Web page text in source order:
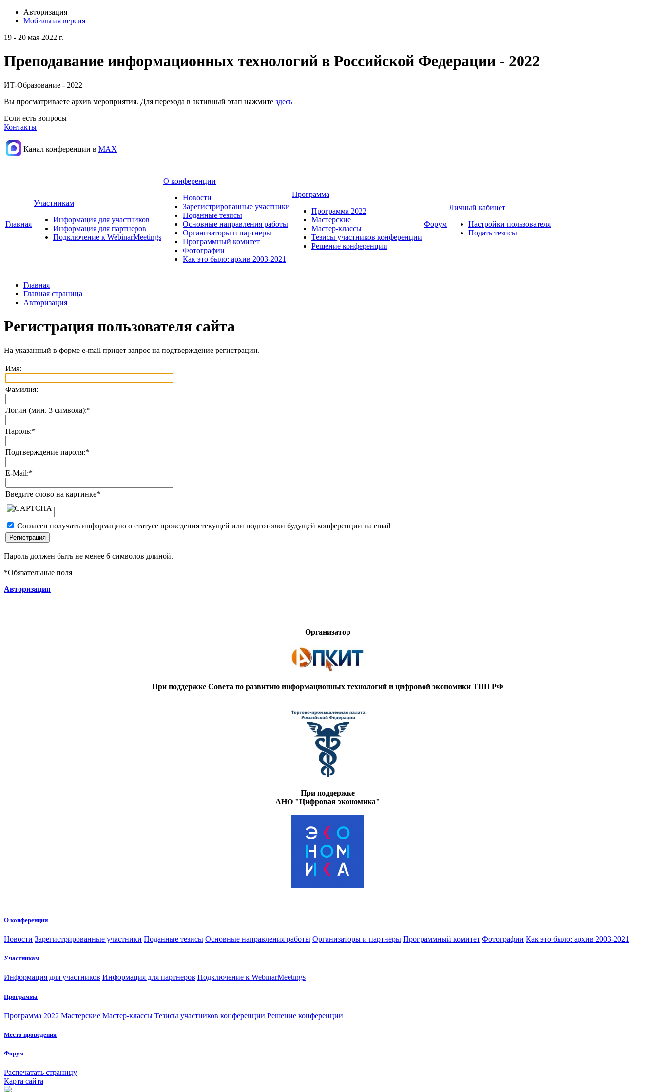
Авторизация
Мобильная версия
19 - 20 мая 2022 г.
Преподавание информационных технологий в Российской Федерации - 2022
ИТ-Образование - 2022
Вы просматриваете архив мероприятия. Для перехода в активный этап нажмите здесь
Если есть вопросы
Контакты
Канал конференции в МАХ
Главная
Участникам
Информация для участников
Информация для партнеров
Подключение к WebinarMeetings
О конференции
Новости
Зарегистрированные участники
Поданные тезисы
Основные направления работы
Организаторы и партнеры
Программный комитет
Фотографии
Как это было: архив 2003-2021
Программа
Программа 2022
Мастерские
Мастер-классы
Тезисы участников конференции
Решение конференции
Форум
Личный кабинет
Настройки пользователя
Подать тезисы
Главная
Главная страница
Авторизация
Регистрация пользователя сайта
На указанный в форме e-mail придет запрос на подтверждение регистрации.
Имя:
Фамилия:
Логин (мин. 3 символа):*
Пароль:*
Подтверждение пароля:*
E-Mail:*
Введите слово на картинке*
Согласен получать информацию о статусе проведения текущей или подготовки будущей конференции на email
Пароль должен быть не менее 6 символов длиной.
*Обязательные поля
Авторизация
Организатор
При поддержке Совета по развитию информационных технологий и цифровой экономики ТПП РФ
При поддержке
АНО "Цифровая экономика"
О конференции
Новости Зарегистрированные участники Поданные тезисы Основные направления работы Организаторы и партнеры Программный комитет Фотографии Как это было: архив 2003-2021
Участникам
Информация для участников Информация для партнеров Подключение к WebinarMeetings
Программа
Программа 2022 Мастерские Мастер-классы Тезисы участников конференции Решение конференции
Место проведения
Форум
Распечатать страницу
Карта сайта